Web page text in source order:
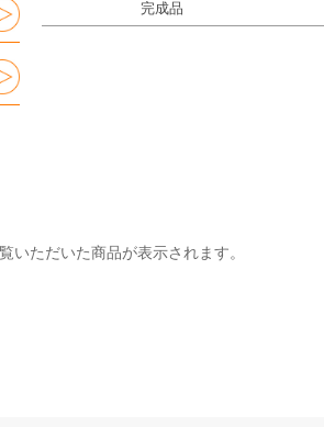
完成品
いただいた商品が表示されます。